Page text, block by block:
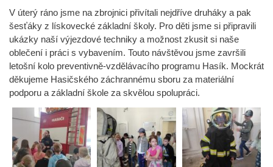
V úterý ráno jsme na zbrojnici přivítali nejdříve druháky a pak
šesťáky z lískovecké základní školy. Pro děti jsme si připravili
ukázky naší výjezdové techniky a možnost zkusit si naše
oblečení i práci s vybavením. Touto návštěvou jsme završili
letošní kolo preventivně-vzdělávacího programu Hasík. Mockrát
děkujeme Hasičského záchrannému sboru za materiální
podporu a základní škole za skvělou spolupráci.